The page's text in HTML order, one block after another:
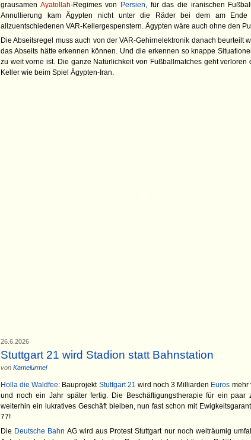
grausamen Ayatollah-Regimes von Persien, für das die iranischen
Annullierung kam Ägypten nicht unter die Räder bei dem am Ende
allzuentschiedenen VAR-Kellergespenstern. Ägypten wäre auch ohne den
Die Abseitsregel muss auch von der VAR-Gehirnelektronik danach beurteilt
das Abseits hätte erkennen können. Und die erkennen so knappe
zu weit vorne ist. Die ganze Natürlichkeit von Fußballmatches geht verloren
Keller wie beim Spiel Ägypten-Iran.
26.6.2026
Stuttgart 21 wird Stadion statt Bahnstation
von Kamelurmel
Holla die Waldfee: Bauprojekt Stuttgart 21 wird noch 3 Milliarden Euros mehr
und noch ein Jahr später fertig. Die Beschäftigungstherapie für ein paar
weiterhin ein lukratives Geschäft bleiben, nun fast schon mit
77!
Die Deutsche Bahn AG wird aus Protest Stuttgart nur noch weiträumig